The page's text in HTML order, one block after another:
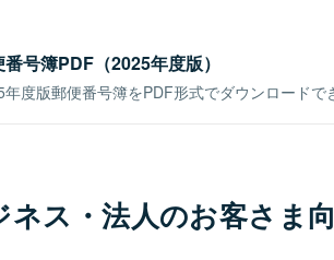
号簿PDF（2025年度版）
度版郵便番号簿をPDF形式でダウンロードで
ネス・法人のお客さま